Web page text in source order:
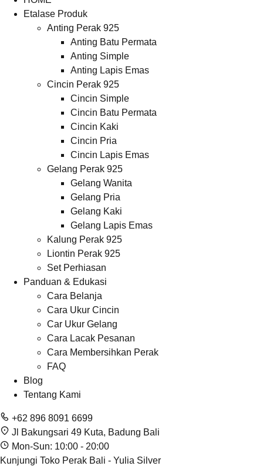
Etalase Produk
Anting Perak 925
Anting Batu Permata
Anting Simple
Anting Lapis Emas
Cincin Perak 925
Cincin Simple
Cincin Batu Permata
Cincin Kaki
Cincin Pria
Cincin Lapis Emas
Gelang Perak 925
Gelang Wanita
Gelang Pria
Gelang Kaki
Gelang Lapis Emas
Kalung Perak 925
Liontin Perak 925
Set Perhiasan
Panduan & Edukasi
Cara Belanja
Cara Ukur Cincin
Car Ukur Gelang
Cara Lacak Pesanan
Cara Membersihkan Perak
FAQ
Blog
Tentang Kami
+62 896 8091 6699
Jl Bakungsari 49 Kuta, Badung Bali
Mon-Sun: 10:00 - 20:00
Kunjungi Toko Perak Bali - Yulia Silver